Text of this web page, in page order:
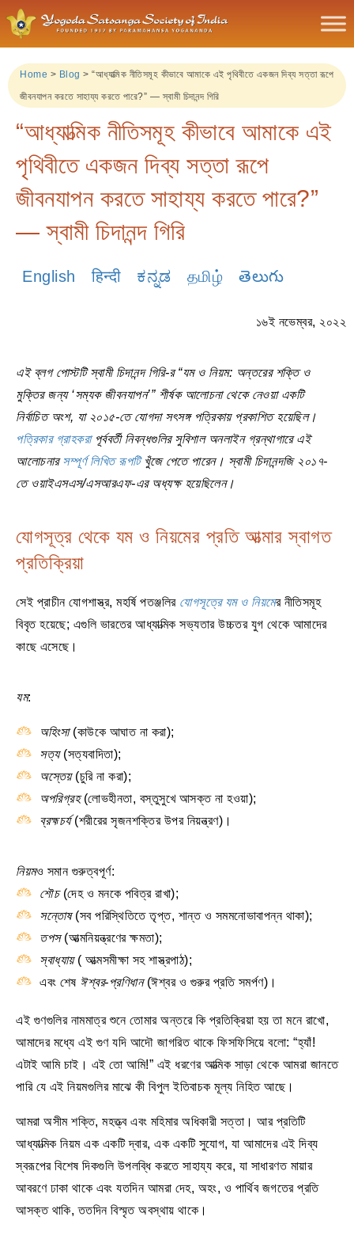
Home > Blog > “আধ্যাত্মিক নীতিসমূহ কীভাবে আমাকে এই পৃথিবীতে একজন দিব্য সত্তা রূপে
জীবনযাপন করতে সাহায্য করতে পারে?” — স্বামী চিদানন্দ গিরি
“আধ্যাত্মিক নীতিসমূহ কীভাবে আমাকে এই
পৃথিবীতে একজন দিব্য সত্তা রূপে
জীবনযাপন করতে সাহায্য করতে পারে?”
— স্বামী চিদানন্দ গিরি
English हिन्दी ಕನ್ನಡ தமிழ் తెలుగు
১৬ই নভেম্বর, ২০২২
এই ব্লগ পোস্টটি স্বামী চিদানন্দ গিরি-র “যম ও নিয়ম: অন্তরের শক্তি ও
মুক্তির জন্য ‘সম্যক জীবনযাপন’” শীর্ষক আলোচনা থেকে নেওয়া একটি
নির্বাচিত অংশ, যা ২০১৫-তে যোগদা সৎসঙ্গ পত্রিকায় প্রকাশিত হয়েছিল।
পত্রিকার গ্রাহকরাপূর্ববর্তী নিবন্ধগুলির সুবিশাল অনলাইন গ্রন্থাগারে এই
আলোচনারসম্পূর্ণ লিখিত রূপটিখুঁজে পেতে পারেন। স্বামী চিদানন্দজি ২০১৭-
তে ওয়াইএসএস/এসআরএফ-এর অধ্যক্ষ হয়েছিলেন।
যোগসূত্র থেকে যম ও নিয়মের প্রতি আত্মার স্বাগত
প্রতিক্রিয়া
সেই প্রাচীন যোগশাস্ত্র, মহর্ষি পতঞ্জলির যোগসূত্রে যম ও নিয়মের নীতিসমূহ
বিবৃত হয়েছে; এগুলি ভারতের আধ্যাত্মিক সভ্যতার উচ্চতর যুগ থেকে আমাদের
কাছে এসেছে।
যম:
অহিংসা(কাউকে আঘাত না করা);
সত্য(সত্যবাদিতা);
অস্তেয়(চুরি না করা);
অপরিগ্রহ(লোভহীনতা, বস্তুসুখে আসক্ত না হওয়া);
ব্রহ্মচর্য(শরীরের সৃজনশক্তির উপর নিয়ন্ত্রণ)।
নিয়মও সমান গুরুত্বপূর্ণ:
শৌচ(দেহ ও মনকে পবিত্র রাখা);
সন্তোষ(সব পরিস্থিতিতে তৃপ্ত, শান্ত ও সমমনোভাবাপন্ন থাকা);
তপস(আত্মনিয়ন্ত্রণের ক্ষমতা);
স্বাধ্যায়( আত্মসমীক্ষা সহ শাস্ত্রপাঠ);
এবং শেষ ঈশ্বর-প্রণিধান(ঈশ্বর ও গুরুর প্রতি সমর্পণ)।
এই গুণগুলির নামমাত্র শুনে তোমার অন্তরে কি প্রতিক্রিয়া হয় তা মনে রাখো,
আমাদের মধ্যে এই গুণ যদি আদৌ জাগরিত থাকে ফিসফিসিয়ে বলো: “হ্যাঁ!
এটাই আমি চাই। এই তো আমি!” এই ধরণের আত্মিক সাড়া থেকে আমরা জানতে
পারি যে এই নিয়মগুলির মাঝে কী বিপুল ইতিবাচক মূল্য নিহিত আছে।
আমরা অসীম শক্তি, মহত্ত্ব এবং মহিমার অধিকারী সত্তা। আর প্রতিটি
আধ্যাত্মিক নিয়ম এক একটি দ্বার, এক একটি সুযোগ, যা আমাদের এই দিব্য
স্বরূপের বিশেষ দিকগুলি উপলব্ধি করতে সাহায্য করে, যা সাধারণত মায়ার
আবরণে ঢাকা থাকে এবং যতদিন আমরা দেহ, অহং, ও পার্থিব জগতের প্রতি
আসক্ত থাকি, ততদিন বিস্মৃত অবস্থায় থাকে।